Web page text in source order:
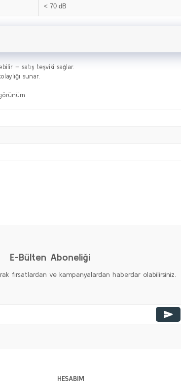
< 70 dB
– satış teşviki sağlar.
sunar.
E-Bülten Aboneliği
fırsatlardan ve kampanyalardan haberdar olabilirsiniz.
HESABIM